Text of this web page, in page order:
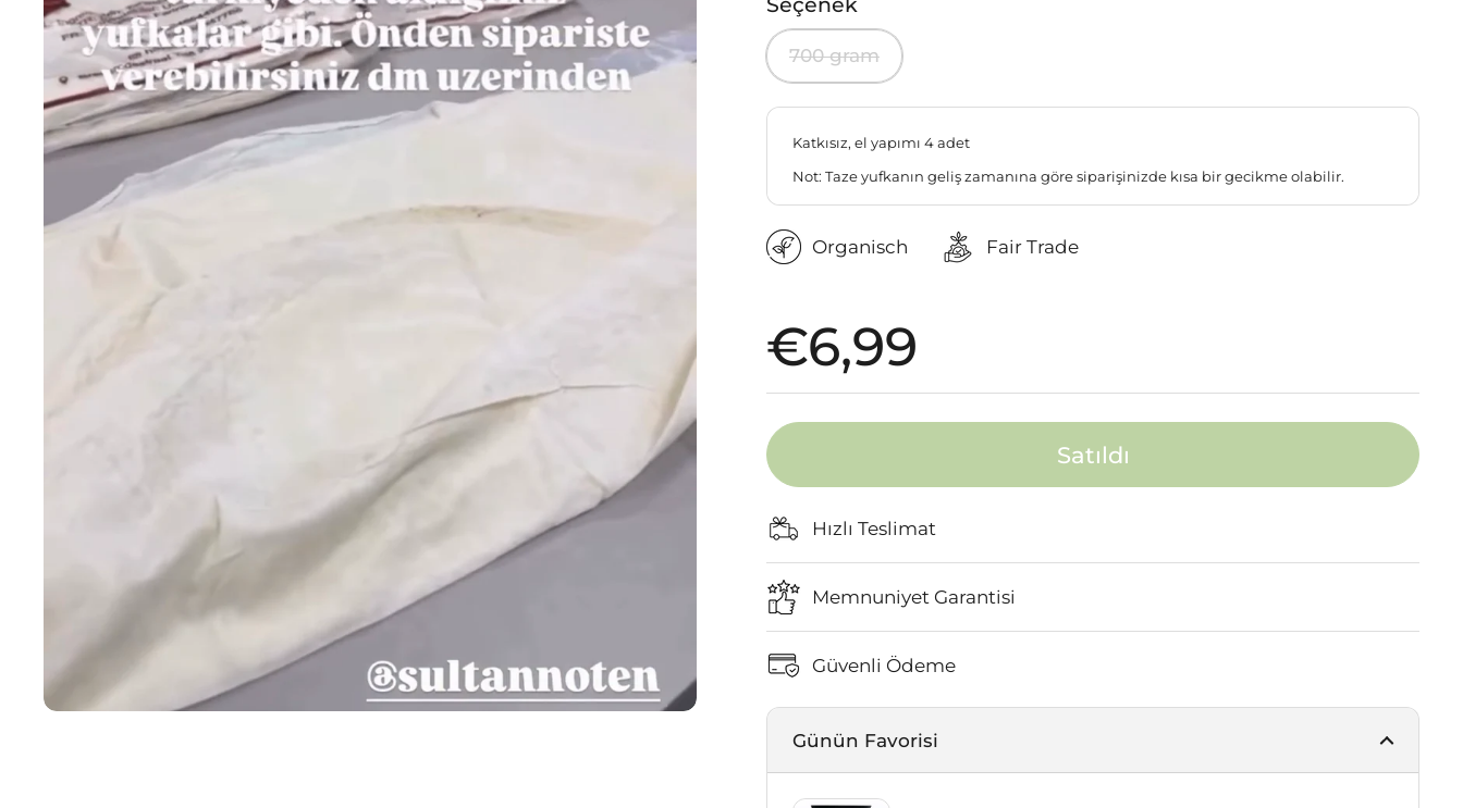
700 gram
Katkısız, el yapımı 4 adet
Not: Taze yufkanın geliş zamanına göre siparişinizde kısa bir gecikme olabilir.
Organisch Fair Trade
Fiyat:
€6,99
Satıldı
Hızlı Teslimat
Memnuniyet Garantisi
Güvenli Ödeme
Günün Favorisi